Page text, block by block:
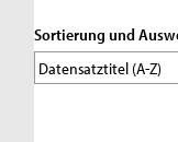
Sortierung und